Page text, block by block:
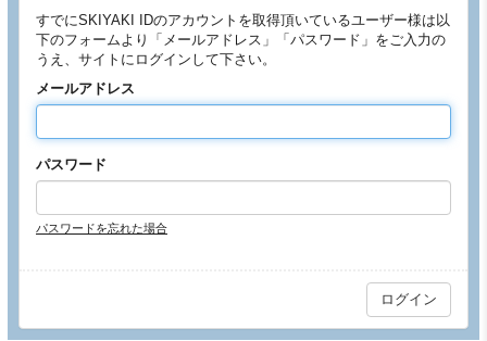
すでにSKIYAKI IDのアカウントを取得頂いているユーザー様は以
下のフォームより「メールアドレス」「パスワード」をご入力の
うえ、サイトにログインして下さい。
メールアドレス
パスワード
パスワードを忘れた場合